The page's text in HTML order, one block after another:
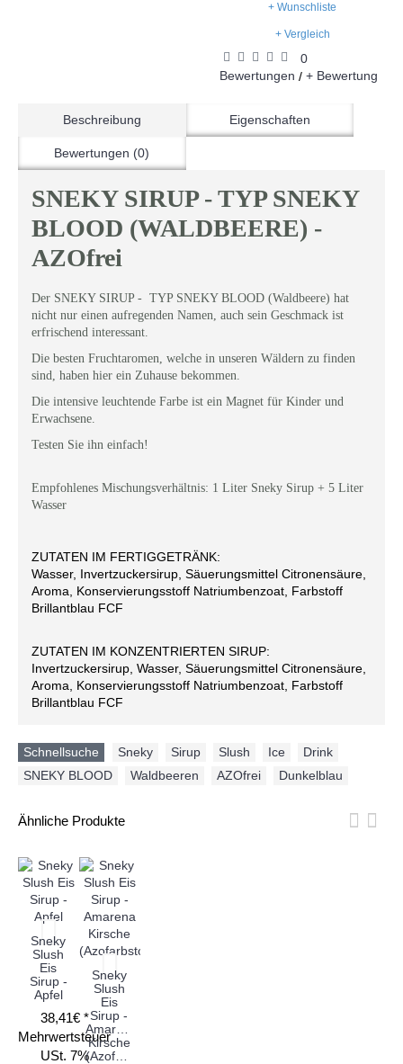
+ Wunschliste
+ Vergleich
0
Bewertungen / + Bewertung
Beschreibung Eigenschaften
Bewertungen (0)
SNEKY SIRUP - TYP SNEKY
BLOOD (WALDBEERE) -
AZOfrei
Der SNEKY SIRUP - TYP SNEKY BLOOD (Waldbeere) hat
nicht nur einen aufregenden Namen, auch sein Geschmack ist
erfrischend interessant.
Die besten Fruchtaromen, welche in unseren Wäldern zu finden
sind, haben hier ein Zuhause bekommen.
Die intensive leuchtende Farbe ist ein Magnet für Kinder und
Erwachsene.
Testen Sie ihn einfach!
Empfohlenes Mischungsverhältnis: 1 Liter Sneky Sirup + 5 Liter
Wasser
ZUTATEN IM FERTIGGETRÄNK:
Wasser, Invertzuckersirup, Säuerungsmittel Citronensäure,
Aroma, Konservierungsstoff Natriumbenzoat, Farbstoff
Brillantblau FCF
ZUTATEN IM KONZENTRIERTEN SIRUP:
Invertzuckersirup, Wasser, Säuerungsmittel Citronensäure,
Aroma, Konservierungsstoff Natriumbenzoat, Farbstoff
Brillantblau FCF
Schnellsuche Sneky Sirup Slush Ice Drink
SNEKY BLOOD
Waldbeeren AZOfrei Dunkelblau
Ähnliche Produkte
Sneky
Slush
Eis
Sirup -
Apfel
38,41€ *
Mehrwertsteuer
USt. 7%
Sneky
Slush
Eis
Sirup -
Amarena
Kirsche
(Azofarbstoff)